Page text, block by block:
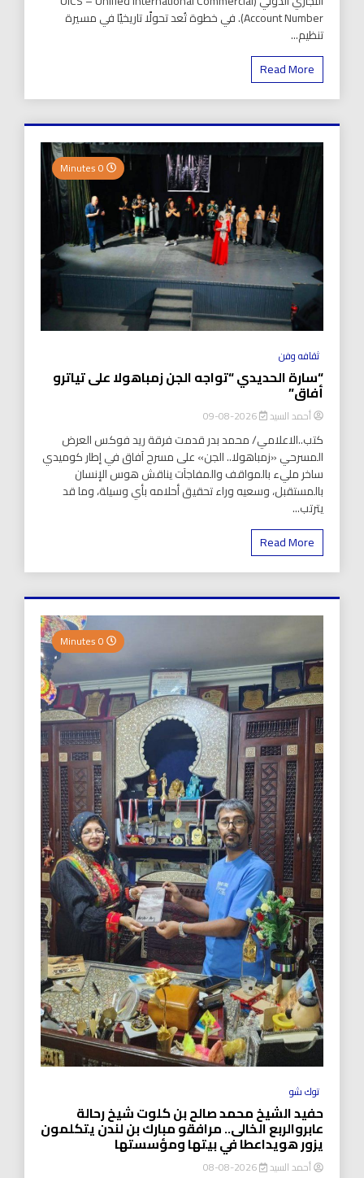
Account Number). في خطوة تُعد تحولًا تاريخيًا في مسيرة
تنظيم...
Read More
ثقافه وفن
“سارة الحديدي “تواجه الجن زمباهولا على تياترو
أفاق”
أحمد السيد 2026-08-09
كتب..الاعلامي/ محمد بدر قدمت فرقة ريد فوكس العرض
المسرحي «زمباهولا.. الجن» على مسرح آفاق في إطار كوميدي
ساخر مليء بالمواقف والمفاجآت يناقش هوس الإنسان
بالمستقبل، وسعيه وراء تحقيق أحلامه بأي وسيلة، وما قد
يترتب...
Read More
توك شو
حفيد الشيخ محمد صالح بن كلوت شيخ رحالة
عابروالربع الخالى.. مرافقو مبارك بن لندن يتكلمون
يزور هويداعطا في بيتها ومؤسستها
أحمد السيد 2026-08-08